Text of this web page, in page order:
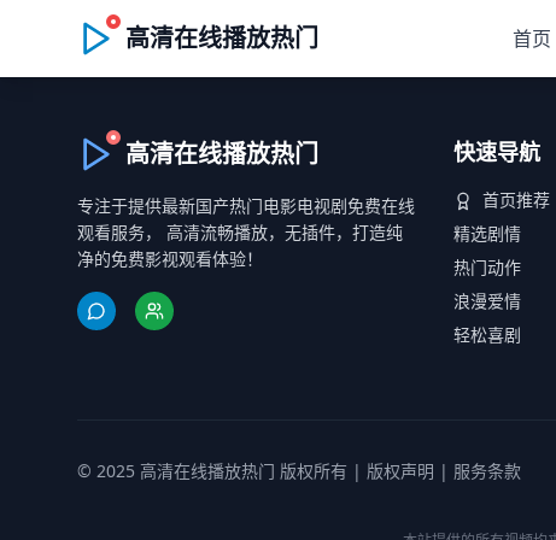
高清在线播放热门 首页
高清在线播放热门
专注于提供最新国产热门电影电视剧免费在线
观看服务， 高清流畅播放，无插件，打造纯
净的免费影视观看体验！
快速导航
首页推荐
精选剧情
热门动作
浪漫爱情
轻松喜剧
© 2025 高清在线播放热门 版权所有 | 版权声明 | 服务条款